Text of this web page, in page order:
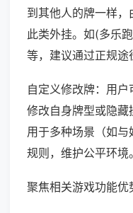
到其他人的牌一样
此类外挂。如(多乐
等，建议通过正规途
自定义修改牌：用户
修改自身牌型或隐藏
用于多种场景（如
规则，维护公平环境。
聚焦相关游戏功能优